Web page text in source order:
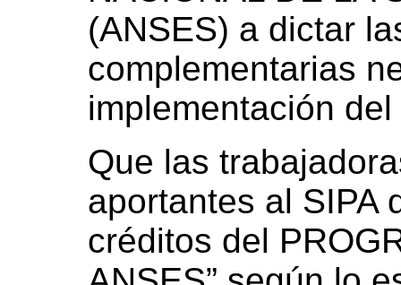
(ANSES) a dictar
complementarias
implementación
Que las
aportantes al SIPA
créditos del